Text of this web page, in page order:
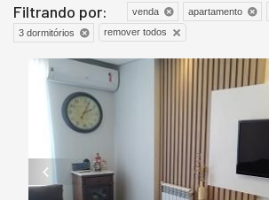
Filtrando por: venda apartamento
3 dormitórios
remover todos